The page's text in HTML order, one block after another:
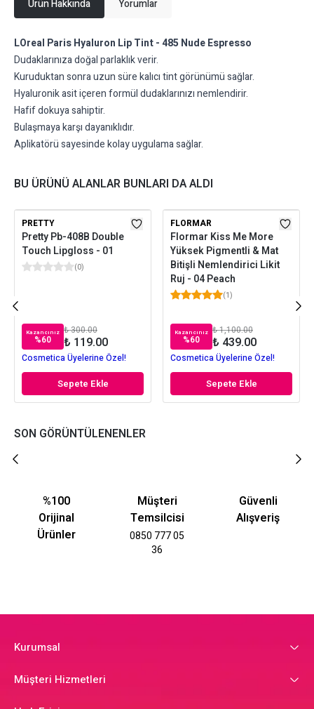
Ürün Hakkında Yorumlar
LOreal Paris Hyaluron Lip Tint - 485 Nude Espresso
Dudaklarınıza doğal parlaklık verir.
Kuruduktan sonra uzun süre kalıcı tint görünümü sağlar.
Hyaluronik asit içeren formül dudaklarınızı nemlendirir.
Hafif dokuya sahiptir.
Bulaşmaya karşı dayanıklıdır.
Aplikatörü sayesinde kolay uygulama sağlar.
BU ÜRÜNÜ ALANLAR BUNLARI DA ALDI
PRETTY
Pretty Pb-408B Double
Touch Lipgloss - 01
(0)
Kazancınız
%60
₺ 300.00
₺ 119.00
Cosmetica Üyelerine Özel!
Sepete Ekle
FLORMAR
Flormar Kiss Me More
Yüksek Pigmentli & Mat
Bitişli Nemlendirici Likit
Ruj - 04 Peach
(1)
Kazancınız
%60
₺ 1,100.00
₺ 439.00
Cosmetica Üyelerine Özel!
Sepete Ekle
SON GÖRÜNTÜLENENLER
%100
Orijinal
Ürünler
Müşteri
Temsilcisi
0850 777 05
36
Güvenli
Alışveriş
Kurumsal
Müşteri Hizmetleri